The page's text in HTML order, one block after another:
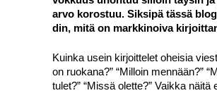
arvo koros­tuu. Sik­si­pä täs­sä
din, mitä on mark­ki­noi­va
Kuin­ka usein kir­joit­te­let ohei­sia
on ruo­ka­na?” “Mil­loin men­nään?”
tulet?” “Mis­sä olet­te?” Vaik­ka